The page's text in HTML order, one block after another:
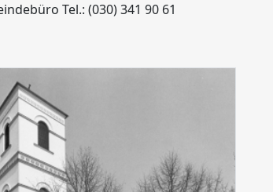
Tel.: (030) 341 90 61